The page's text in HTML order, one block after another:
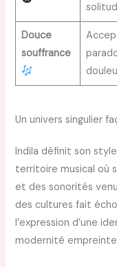
Douce
souffrance
Un univers singulier
Indila définit son
territoire musical où
et des sonorités
des cultures fait
l’expression d’une
modernité